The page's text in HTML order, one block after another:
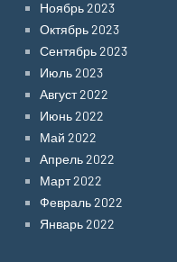
Ноябрь 2023
Октябрь 2023
Сентябрь 2023
Июль 2023
Август 2022
Июнь 2022
Май 2022
Апрель 2022
Март 2022
Февраль 2022
Январь 2022